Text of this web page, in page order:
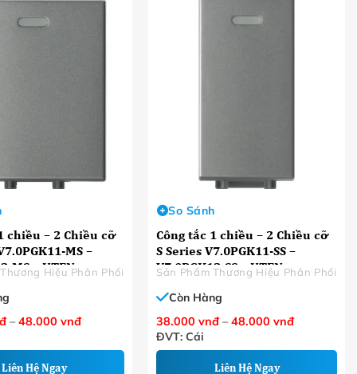
Hiệu Phân Phối
chiều – 2 Chiều cỡ
MS –
MS – UTEN
– 48.000vnđKhoảng
38.000 VNĐ
Liên Hệ Ngay
Sản Phẩm Thương Hiệu Phân Phối
Công tắc 1 chiều – 2 Chiều cỡ
S Series V7.0PGK11-SS –
V7.0PGK12-SS – UTEN
So Sánh
Còn Hàng
38.000 vnđ – 48.000 vnđKhoảng
38.000
ĐVT: Cái
Liên Hệ Ngay